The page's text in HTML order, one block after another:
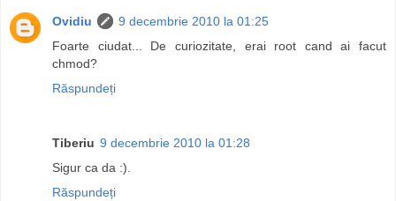
Ovidiu
9 decembrie 2010 la 01:25
Foarte ciudat... De curiozitate, erai root cand ai facut
chmod?
Răspundeți
Tiberiu 9 decembrie 2010 la 01:28
Sigur ca da :).
Răspundeți